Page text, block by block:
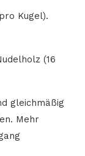
Kugel).
(16
gleichmäßig
Mehr